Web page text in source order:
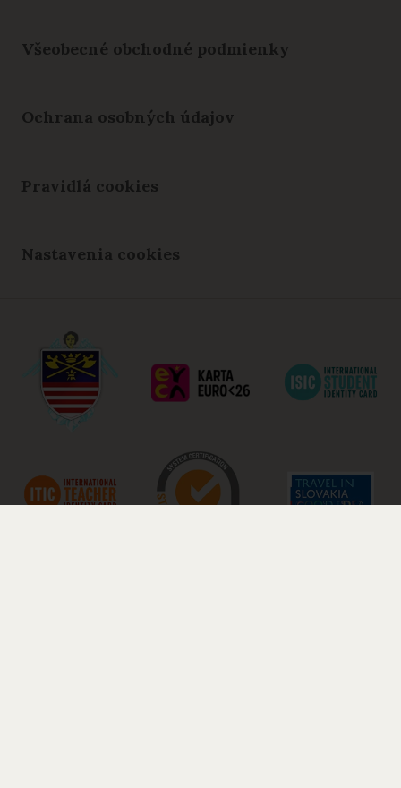
Všeobecné obchodné podmienky
Ochrana osobných údajov
Pravidlá cookies
Nastavenia cookies